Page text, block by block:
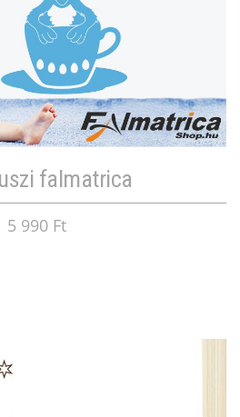
falmatrica
5 990 Ft